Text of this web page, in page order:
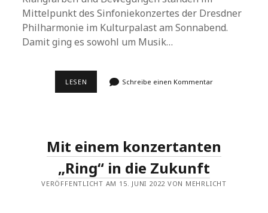
Mittelpunkt des Sinfoniekonzertes der Dresdner
Philharmonie im Kulturpalast am Sonnabend.
Damit ging es sowohl um Musik…
LESEN Schreibe einen Kommentar
Mit einem konzertanten
„Ring“ in die Zukunft
VERÖFFENTLICHT AM 15. JUNI 2022 VON MEHRLICHT